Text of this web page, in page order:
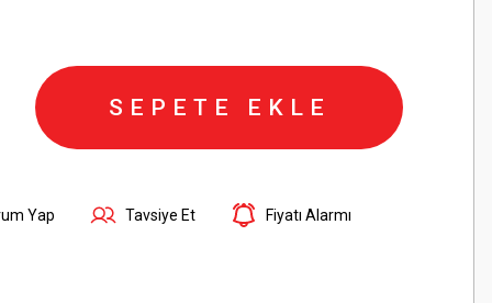
SEPETE EKLE
Yap Tavsiye Et Fiyatı Alarmı